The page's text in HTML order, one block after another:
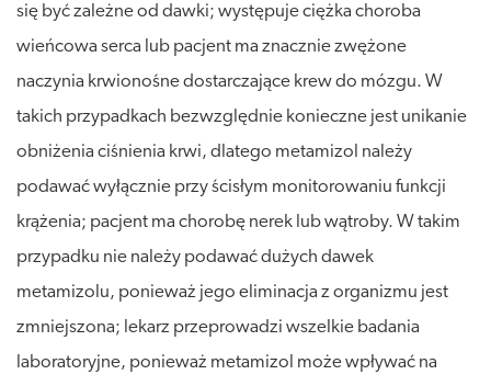
się być zależne od dawki; występuje ciężka choroba
wieńcowa serca lub pacjent ma znacznie zwężone
naczynia krwionośne dostarczające krew do mózgu. W
takich przypadkach bezwzględnie konieczne jest unikanie
obniżenia ciśnienia krwi, dlatego metamizol należy
podawać wyłącznie przy ścisłym monitorowaniu funkcji
krążenia; pacjent ma chorobę nerek lub wątroby. W takim
przypadku nie należy podawać dużych dawek
metamizolu, ponieważ jego eliminacja z organizmu jest
zmniejszona; lekarz przeprowadzi wszelkie badania
laboratoryjne, ponieważ metamizol może wpływać na